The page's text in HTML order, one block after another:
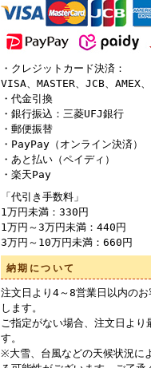
・クレジットカード決済：
VISA、MASTER、JCB、
・代金引換
・銀行振込：三菱UFJ銀行
・郵便振替
・PayPay（オンライン決済）
・あと払い（ペイディ）
・楽天Pay
「代引き手数料」
1万円未満：330円
1万円～3万円未満：440円
3万円～10万円未満：660円
納期について
注文日より4～8営業日以内の
します。
ご指定がない場合、注文日より
す。
※大雪、台風などの天候状況に